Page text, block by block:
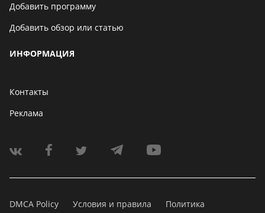
Добавить программу
Добавить обзор или статью
ИНФОРМАЦИЯ
Контакты
Реклама
DMCA Policy Условия и правила Политика